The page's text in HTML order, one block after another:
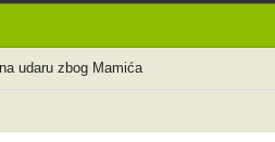
udaru zbog Mamića